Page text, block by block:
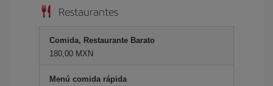
Restaurantes
Comida, Restaurante Barato
180,00 MXN
Menú comida rápida